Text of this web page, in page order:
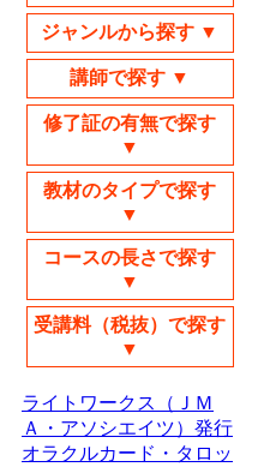
ジャンルから探す ▼
講師で探す ▼
修了証の有無で探す
▼
教材のタイプで探す
▼
コースの長さで探す
▼
受講料（税抜）で探す
▼
ライトワークス（ＪＭ
Ａ・アソシエイツ）発行
オラクルカード・タロッ